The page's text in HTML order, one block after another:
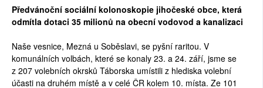
RUBRIKY
Předvánoční sociální kolonoskopie jihočeské obce, která
odmítla dotaci 35 milionů na obecní vodovod a kanalizaci
Naše vesnice, Mezná u Soběslavi, se pyšní raritou. V
komunálních volbách, které se konaly 23. a 24. září, jsme se
z 207 volebních okrsků Táborska umístili z hlediska volební
účasti na druhém místě a v celé ČR kolem 10. místa. Ze 101